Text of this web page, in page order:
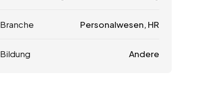
Branche Personalwesen, HR
Bildung Andere